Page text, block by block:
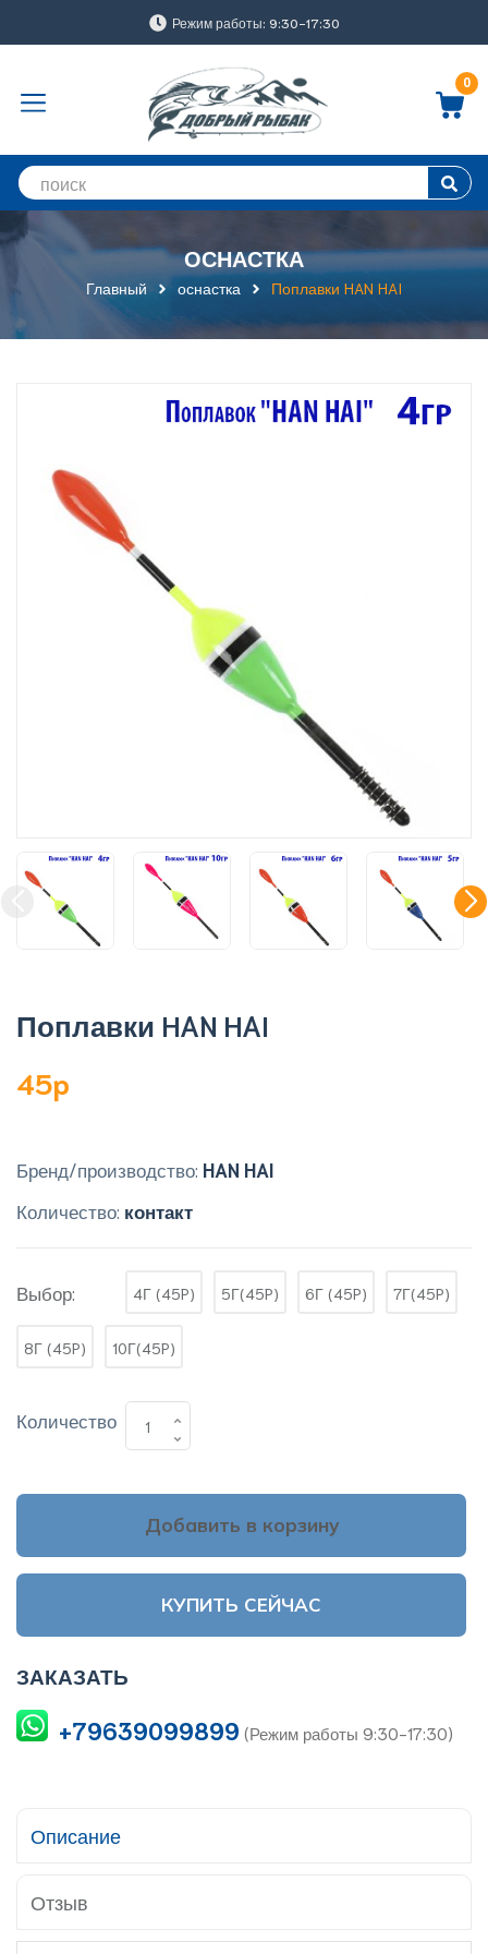
Режим работы: 9:30-17:30
0
ОСНАСТКА
Главный оснастка Поплавки HAN HAI
Поплавки HAN HAI
45p
Бренд/производство: HAN HAI
Количество: контакт
Выбор: 4Г (45P) 5Г(45P) 6Г (45P) 7Г(45P)
8Г (45P) 10Г(45P)
Количество
Добавить в корзину
КУПИТЬ СЕЙЧАС
ЗАКАЗАТЬ
+79639099899 (Режим работы 9:30-17:30)
Описание
Отзыв